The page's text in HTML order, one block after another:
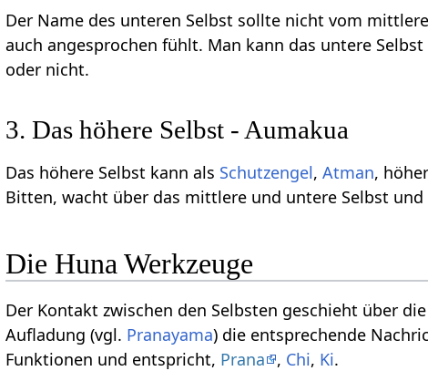
Der Name des unteren Selbst sollte nicht vom
auch angesprochen fühlt. Man kann das untere
oder nicht.
3. Das höhere Selbst - Aumakua
Das höhere Selbst kann als Schutzengel,Atman,
Bitten, wacht über das mittlere und untere Selbst
Die Huna Werkzeuge
Der Kontakt zwischen den Selbsten geschieht über
Aufladung (vgl. Pranayama) die entsprechende
Funktionen und entspricht, Prana , Chi, Ki.